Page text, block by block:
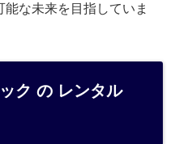
な未来を目指していま
ク の レンタル